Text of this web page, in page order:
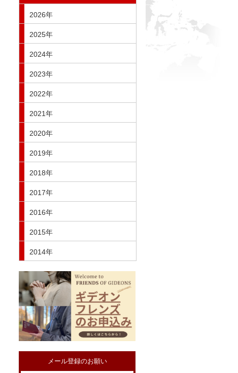
2026年
2025年
2024年
2023年
2022年
2021年
2020年
2019年
2018年
2017年
2016年
2015年
2014年
メール登録のお願い